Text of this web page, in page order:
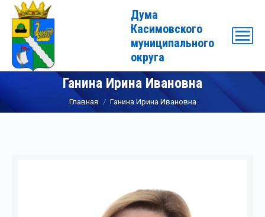
Дума
Касимовского
муниципального
округа
Ганина Ирина Ивановна
Вы здесь:
Главная Ганина Ирина Ивановна